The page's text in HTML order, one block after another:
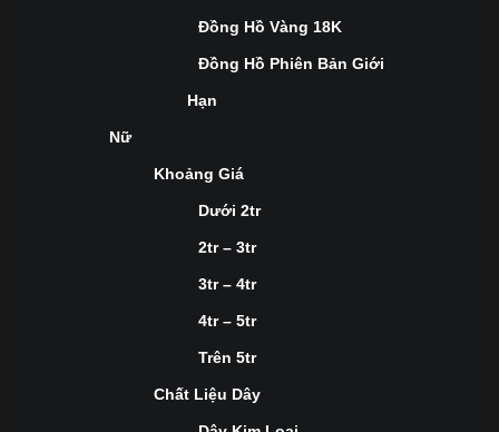
Đồng Hồ Vàng 18K
Đồng Hồ Phiên Bản Giới
Hạn
Nữ
Khoảng Giá
Dưới 2tr
2tr – 3tr
3tr – 4tr
4tr – 5tr
Trên 5tr
Chất Liệu Dây